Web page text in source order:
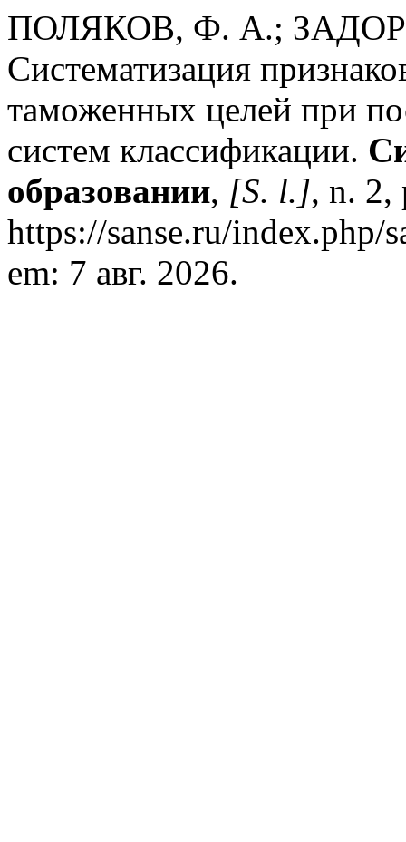
ПОЛЯКОВ, Ф. А.;
Систематизация
таможенных целей при
систем классификации.
образовании, [S. l.], n. 2,
https://sanse.ru/index.php/
em: 7 авг. 2026.